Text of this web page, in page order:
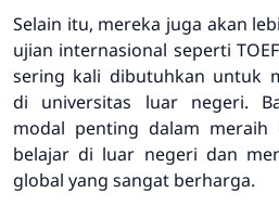
Selain itu, mereka juga akan
ujian internasional seperti
sering kali dibutuhkan untuk
di universitas luar negeri.
modal penting dalam meraih
belajar di luar negeri dan
global yang sangat berharga.